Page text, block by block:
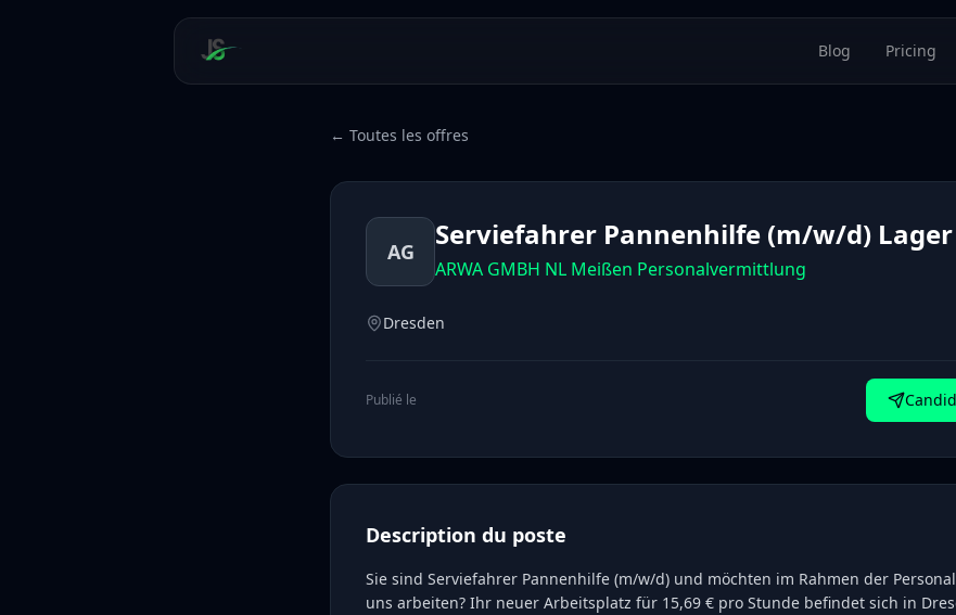
Blog Pricing
← Toutes les offres
AG Serviefahrer Pannenhilfe (m/w/d)
ARWA GMBH NL Meißen Personalvermittlung
Dresden
Publié le
Description du poste
Sie sind Serviefahrer Pannenhilfe (m/w/d) und möchten im Rahmen der
uns arbeiten? Ihr neuer Arbeitsplatz für 15,69 € pro Stunde befindet sich in